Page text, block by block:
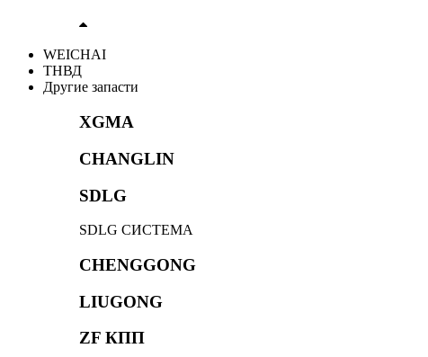
WEICHAI
ТНВД
Другие запасти
XGMA
CHANGLIN
SDLG
SDLG СИСТЕМА
CHENGGONG
LIUGONG
ZF КПП